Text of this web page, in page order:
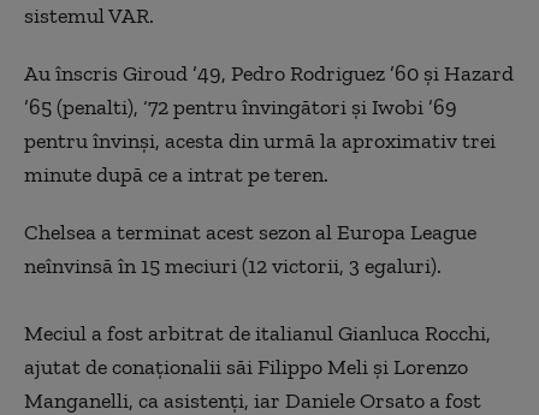
sistemul VAR.
Au înscris Giroud ’49, Pedro Rodriguez ’60 şi Hazard
’65 (penalti), ‘72 pentru învingători şi Iwobi ’69
pentru învinşi, acesta din urmă la aproximativ trei
minute după ce a intrat pe teren.
Chelsea a terminat acest sezon al Europa League
neînvinsă în 15 meciuri (12 victorii, 3 egaluri).
Meciul a fost arbitrat de italianul Gianluca Rocchi,
ajutat de conaţionalii săi Filippo Meli şi Lorenzo
Manganelli, ca asistenţi, iar Daniele Orsato a fost